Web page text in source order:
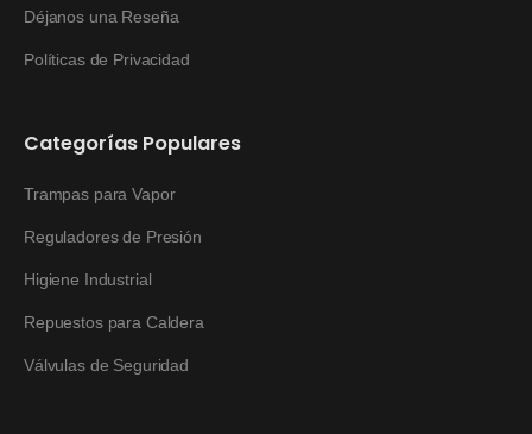
Déjanos una Reseña
Políticas de Privacidad
Categorías Populares
Trampas para Vapor
Reguladores de Presión
Higiene Industrial
Repuestos para Caldera
Válvulas de Seguridad